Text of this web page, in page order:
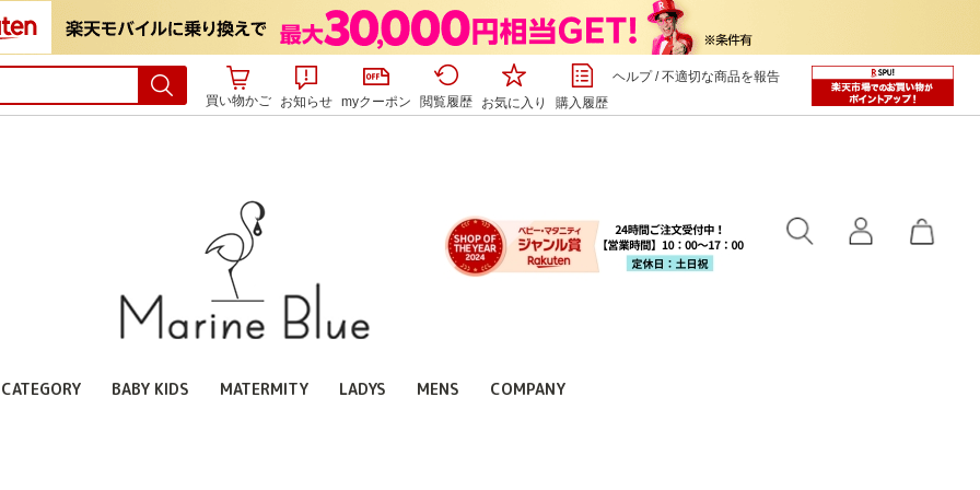
買い物かご お知らせ myクーポン 閲覧履歴 お気に入り 購入履歴
ヘルプ/不適切な商品を報告